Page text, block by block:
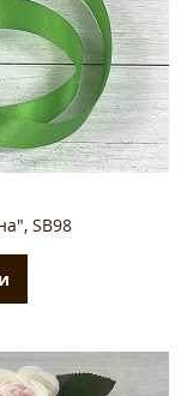
SB98